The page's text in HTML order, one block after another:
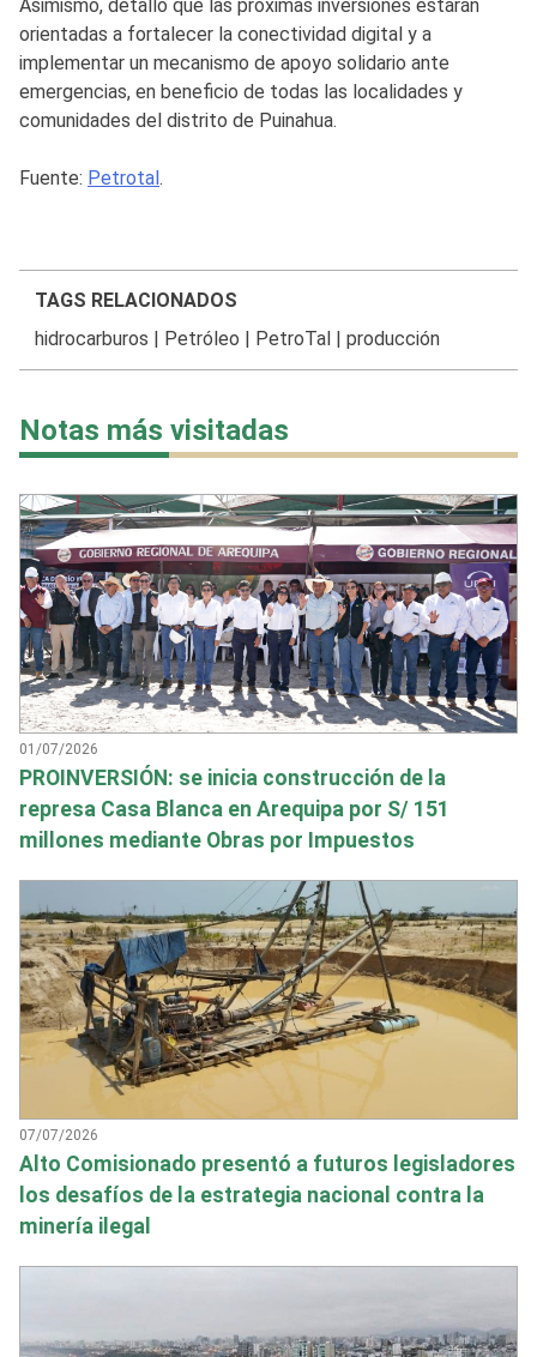
Asimismo, detalló que las próximas inversiones estarán
orientadas a fortalecer la conectividad digital y a
implementar un mecanismo de apoyo solidario ante
emergencias, en beneficio de todas las localidades y
comunidades del distrito de Puinahua.
Fuente: Petrotal .
TAGS RELACIONADOS
hidrocarburos | Petróleo | PetroTal| producción
Notas más visitadas
01/07/2026
PROINVERSIÓN: se inicia construcción de la
represa Casa Blanca en Arequipa por S/ 151
millones mediante Obras por Impuestos
07/07/2026
Alto Comisionado presentó a futuros legisladores
los desafíos de la estrategia nacional contra la
minería ilegal